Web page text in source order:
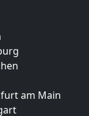
am Main